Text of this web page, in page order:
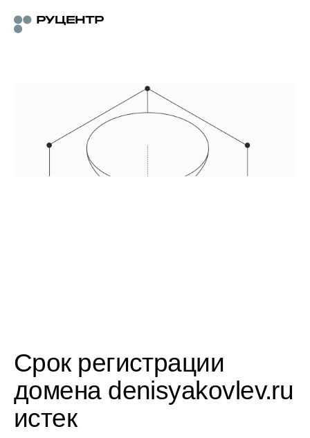
Срок регистрации
домена denisyakovlev.ru
истек